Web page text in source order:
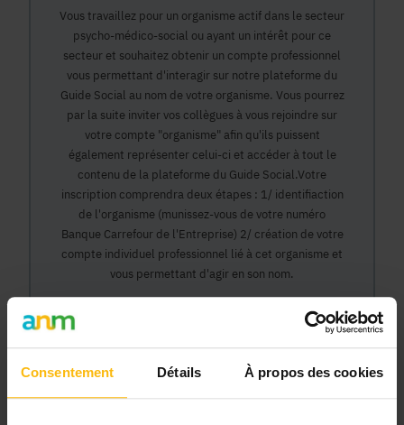
Consentement Détails À propos des cookies
Vous travaillez pour un organisme actif dans le secteur
psycho-médico-social ou ayant un intérêt pour ce
secteur et souhaitez obtenir un compte professionnel
vous permettant d'interagir sur notre plateforme du
Guide Social au nom de votre organisme. Vous pourrez
par la suite inviter vos collègues à vous rejoindre sur
votre compte "organisme" afin qu'ils puissent
également représenter celui-ci et accéder à tout le
contenu de la plateforme du Guide Social.Votre
inscription comprendra deux étapes : 1/ identifiaction
de l'organisme (munissez-vous de votre numéro
Banque Carrefour de l'Entreprise) 2/ création de votre
compte individuel professionnel lié à cet organisme et
vous permettant d'agir en son nom.